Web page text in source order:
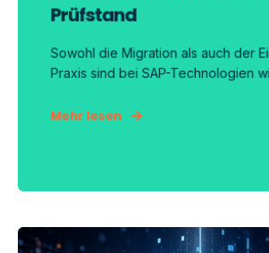
Prüfstand
Sowohl die Migration als auch der
Praxis sind bei SAP-Technologien
Mehr lesen